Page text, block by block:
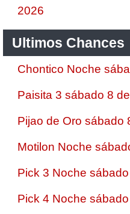
2026
Ultimos Chances
Chontico Noche
Paisita 3 sábado 8
Pijao de Oro sábado
Motilon Noche
Pick 3 Noche
Pick 4 Noche